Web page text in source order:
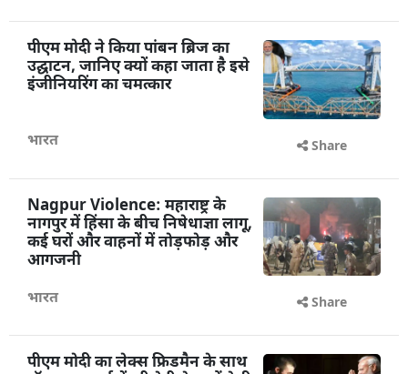
पीएम मोदी ने किया पांबन ब्रिज का
उद्घाटन, जानिए क्यों कहा जाता है इसे
इंजीनियरिंग का चमत्कार
भारत Share
Nagpur Violence: महाराष्ट्र के
नागपुर में हिंसा के बीच निषेधाज्ञा लागू,
कई घरों और वाहनों में तोड़फोड़ और
आगजनी
भारत Share
पीएम मोदी का लेक्स फ्रिडमैन के साथ